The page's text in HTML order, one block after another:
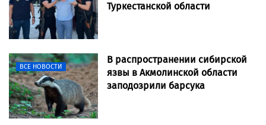
Туркестанской области
ВСЕ НОВОСТИ
В распространении сибирской
язвы в Акмолинской области
заподозрили барсука